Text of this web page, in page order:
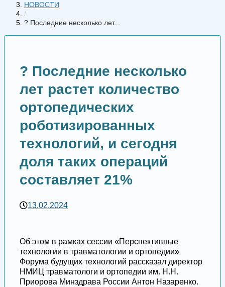
НОВОСТИ
/
? Последние несколько лет...
? Последние несколько
лет растет количество
ортопедических
роботизированных
технологий, и сегодня
доля таких операций
составляет 21%
13.02.2024
Об этом в рамках сессии «Перспективные
технологии в травматологии и ортопедии»
Форума будущих технологий рассказал директор
НМИЦ травматологи и ортопедии им. Н.Н.
Приорова Минздрава России Антон Назаренко.